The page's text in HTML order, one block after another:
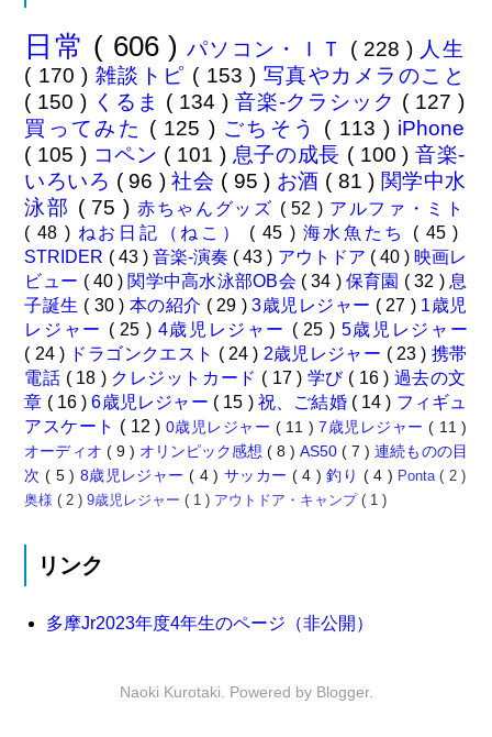
日常 ( 606 )パソコン・ＩＴ ( 228 ) 人生
( 170 ) 雑談トピ ( 153 ) 写真やカメラのこと
( 150 ) くるま ( 134 ) 音楽-クラシック ( 127 )
買ってみた ( 125 ) ごちそう ( 113 ) iPhone
( 105 ) コペン ( 101 ) 息子の成長 ( 100 )音楽-
いろいろ ( 96 )社会 ( 95 ) お酒 ( 81 ) 関学中水
泳部 ( 75 ) 赤ちゃんグッズ ( 52 ) アルファ・ミト
( 48 ) ねお日記（ねこ） ( 45 ) 海水魚たち ( 45 )
STRIDER ( 43 ) 音楽-演奏 ( 43 ) アウトドア ( 40 ) 映画レ
ビュー ( 40 ) 関学中高水泳部OB会 ( 34 ) 保育園 ( 32 ) 息
子誕生 ( 30 ) 本の紹介 ( 29 )3歳児レジャー ( 27 ) 1歳児
レジャー ( 25 ) 4歳児レジャー ( 25 ) 5歳児レジャー
( 24 ) ドラゴンクエスト ( 24 ) 2歳児レジャー ( 23 ) 携帯
電話 ( 18 ) クレジットカード ( 17 ) 学び ( 16 ) 過去の文
章 ( 16 )6歳児レジャー ( 15 ) 祝、ご結婚 ( 14 ) フィギュ
アスケート ( 12 ) 0歳児レジャー ( 11 )7歳児レジャー( 11 )
オーディオ ( 9 ) オリンピック感想( 8 )AS50( 7 )連続ものの目
次( 5 ) 8歳児レジャー( 4 ) サッカー ( 4 )釣り ( 4 ) Ponta( 2 )
奥様( 2 )9歳児レジャー( 1 ) アウトドア・キャンプ( 1 )
リンク
多摩Jr2023年度4年生のページ（非公開）
Naoki Kurotaki. Powered by Blogger.